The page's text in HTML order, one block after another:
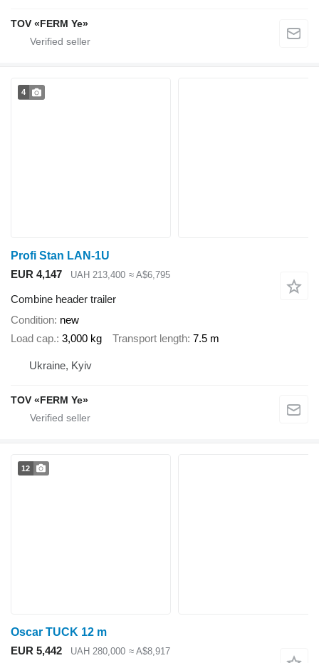
TOV «FERM Ye»
4
Profi Stan LAN-1U
EUR 4,147
UAH 213,400 ≈ A$6,795
Combine header trailer
Condition new
Load cap. 3,000 kg Transport length 7.5 m
Ukraine, Kyiv
TOV «FERM Ye»
12
Oscar TUCK 12 m
EUR 5,442
UAH 280,000 ≈ A$8,917